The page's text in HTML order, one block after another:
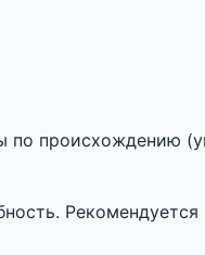
по происхождению
Рекомендуется